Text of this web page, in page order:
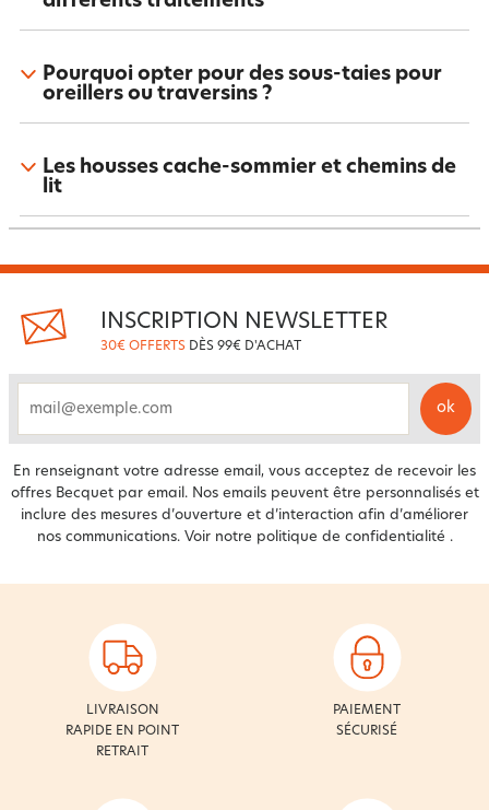
Pourquoi opter pour des sous-taies pour
oreillers ou traversins ?
Les housses cache-sommier et chemins de
lit
INSCRIPTION NEWSLETTER
30€ OFFERTS DÈS 99€ D'ACHAT
ok
En renseignant votre adresse email, vous acceptez de recevoir les
offres Becquet par email. Nos emails peuvent être personnalisés et
inclure des mesures d’ouverture et d’interaction afin d’améliorer
nos communications. Voir notre politique de confidentialité .
LIVRAISON
RAPIDE EN POINT
RETRAIT
PAIEMENT
SÉCURISÉ